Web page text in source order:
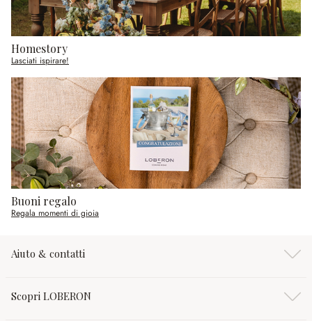
Homestory
Lasciati ispirare!
Buoni regalo
Regala momenti di gioia
Aiuto & contatti
Scopri LOBERON